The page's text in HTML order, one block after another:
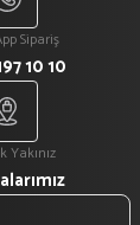
Sipariş
10 10
Yakınız